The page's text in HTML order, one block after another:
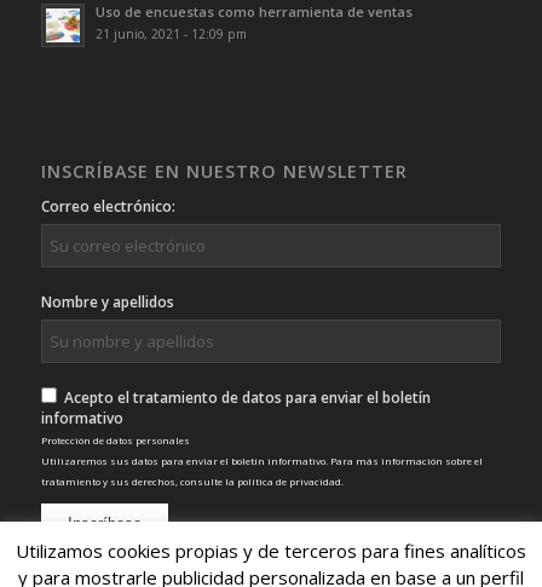
Uso de encuestas como herramienta de ventas
21 junio, 2021 - 12:09 pm
INSCRÍBASE EN NUESTRO NEWSLETTER
Correo electrónico:
Nombre y apellidos
Acepto el tratamiento de datos para enviar el boletín
informativo
Protección de datos personales
Utilizaremos sus datos para enviar el boletín informativo. Para más información sobre el
tratamiento y sus derechos, consulte la política de privacidad
Utilizamos cookies propias y de terceros para fines analíticos
y para mostrarle publicidad personalizada en base a un perfil